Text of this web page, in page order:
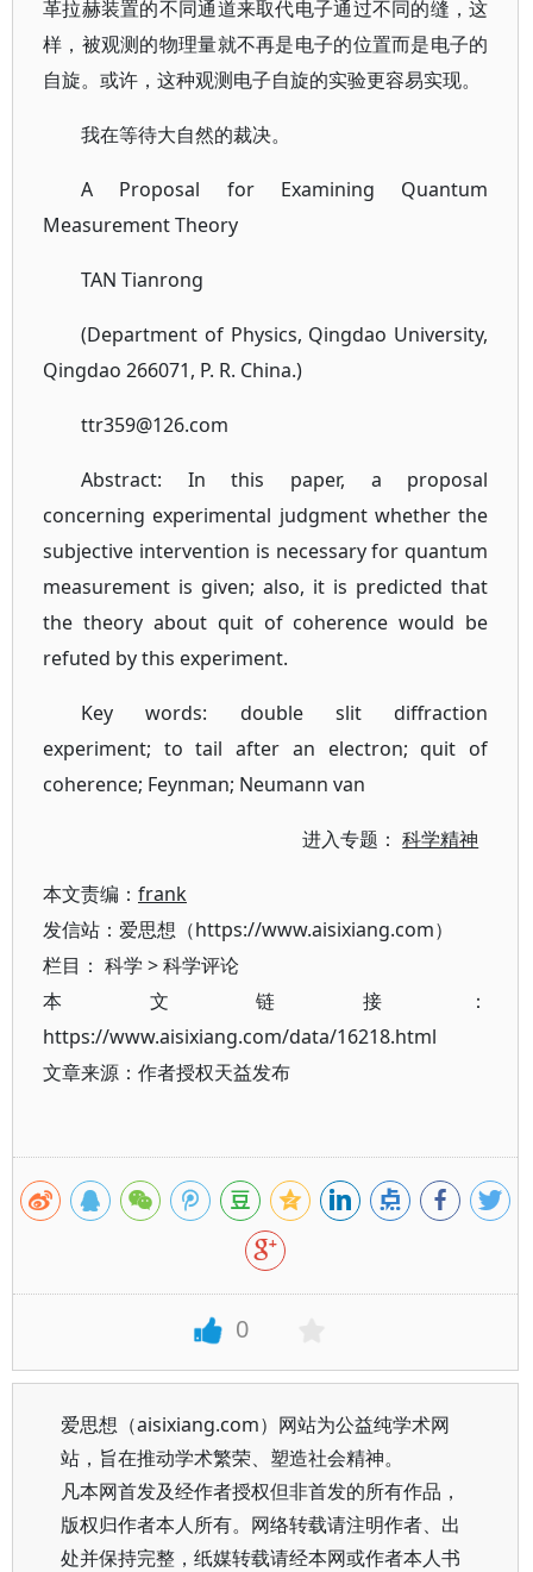
革拉赫装置的不同通道来取代电子通过不同的缝，这
样，被观测的物理量就不再是电子的位置而是电子的
自旋。或许，这种观测电子自旋的实验更容易实现。
我在等待大自然的裁决。
A Proposal for Examining Quantum
Measurement Theory
TAN Tianrong
(Department of Physics, Qingdao University,
Qingdao 266071, P. R. China.)
ttr359@126.com
Abstract: In this paper, a proposal
concerning experimental judgment whether the
subjective intervention is necessary for quantum
measurement is given; also, it is predicted that
the theory about quit of coherence would be
refuted by this experiment.
Key words: double slit diffraction
experiment; to tail after an electron; quit of
coherence; Feynman; Neumann van
进入专题：科学精神
本文责编： frank
发信站：爱思想（https://www.aisixiang.com）
栏目： 科学 >科学评论
本文链接：
https://www.aisixiang.com/data/16218.html
文章来源：作者授权天益发布
0
爱思想（aisixiang.com）网站为公益纯学术网
站，旨在推动学术繁荣、塑造社会精神。
凡本网首发及经作者授权但非首发的所有作品，
版权归作者本人所有。网络转载请注明作者、出
处并保持完整，纸媒转载请经本网或作者本人书